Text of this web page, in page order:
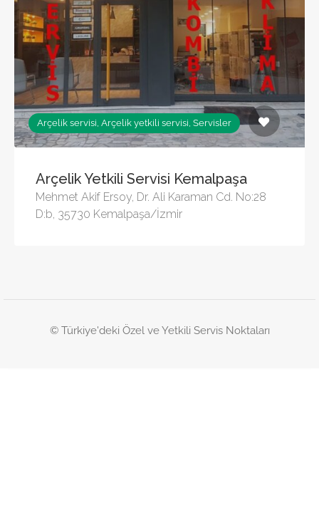
Arçelik servisi, Arçelik yetkili servisi, Servisler
Arçelik Yetkili Servisi Kemalpaşa
Mehmet Akif Ersoy, Dr. Ali Karaman Cd. No:28
D:b, 35730 Kemalpaşa/İzmir
© Türkiye'deki Özel ve Yetkili Servis Noktaları